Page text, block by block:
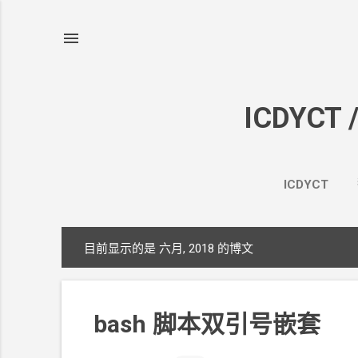
ICDYCT
ICDYCT
文
目前显示的是 六月, 2018 的博文
bash 脚本双引号嵌套